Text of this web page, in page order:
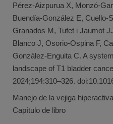
Pérez-Aizpurua X, Monzó-
Buendía-González E, Cuello-
Granados M, Tufet i Jaumot
Blanco J, Osorio-Ospina F,
González-Enguita C. A
landscape of T1 bladder
2024;194:310–326.
Manejo de la vejiga
Capítulo de libro